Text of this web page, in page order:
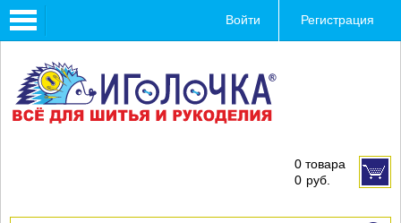
Toggle
navigation
Войти Регистрация
0 товара
0 руб.